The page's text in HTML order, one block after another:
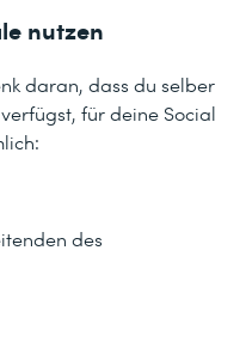
nutzen
daran, dass du selber
für deine Social
des